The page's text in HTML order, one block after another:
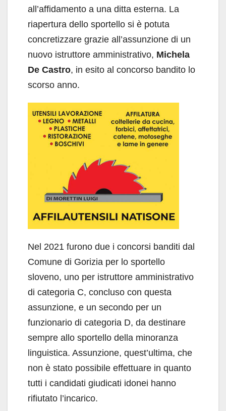
all’affidamento a una ditta esterna. La
riapertura dello sportello si è potuta
concretizzare grazie all’assunzione di un
nuovo istruttore amministrativo, Michela
De Castro, in esito al concorso bandito lo
scorso anno.
Nel 2021 furono due i concorsi banditi dal
Comune di Gorizia per lo sportello
sloveno, uno per istruttore amministrativo
di categoria C, concluso con questa
assunzione, e un secondo per un
funzionario di categoria D, da destinare
sempre allo sportello della minoranza
linguistica. Assunzione, quest’ultima, che
non è stato possibile effettuare in quanto
tutti i candidati giudicati idonei hanno
rifiutato l’incarico.